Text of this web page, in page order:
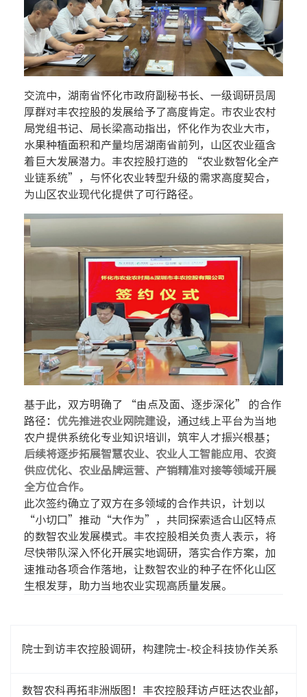
交流中， 湖南省怀化市政府副秘书长、一级调研员周
厚群对丰农控股的发展给予了高度肯定。 市农业农村
局党组书记、局长梁高动指出，怀化作为农业大市，
水果种植面积和产量均居湖南省前列，山区农业蕴含
着巨大发展潜力。丰农控股打造的 “农业数智化全产
业链系统”，与怀化农业转型升级的需求高度契合，
为山区农业现代化提供了可行路径。
基于此，双方明确了 “由点及面、逐步深化” 的合作
路径： 优先推进农业网院建设，通过线上平台为当地
农户提供系统化专业知识培训，筑牢人才振兴根基；
后续将逐步拓展智慧农业、农业人工智能应用、农资
供应优化、农业品牌运营、产销精准对接等领域开展
全方位合作。
此次签约确立了双方在多领域的合作共识，计划以
“小切口” 推动 “大作为”，共同探索适合山区特点
的数智农业发展模式。丰农控股相关负责人表示，将
尽快带队深入怀化开展实地调研，落实合作方案，加
速推动各项合作落地，让数智农业的种子在怀化山区
生根发芽，助力当地农业实现高质量发展。
院士到访丰农控股调研，构建院士-校企科技协作关系
数智农科再拓非洲版图！丰农控股拜访卢旺达农业部，